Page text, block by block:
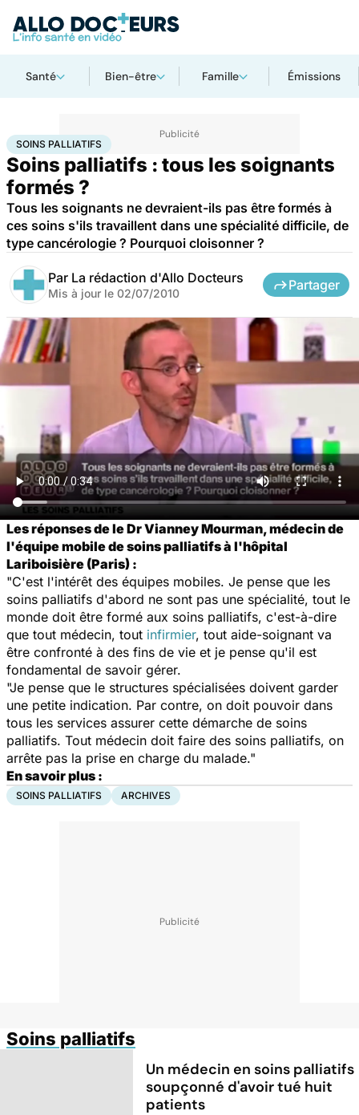
Santé Bien-être Famille Émissions
Accueil Santé Soins palliatifs
SOINS PALLIATIFS
Soins palliatifs : tous les soignants
formés ?
Tous les soignants ne devraient-ils pas être formés à
ces soins s'ils travaillent dans une spécialité difficile, de
type cancérologie ? Pourquoi cloisonner ?
Par La rédaction d'Allo Docteurs
Mis à jour le 02/07/2010
Partager
Les réponses de le Dr Vianney Mourman, médecin de
l'équipe mobile de soins palliatifs à l'hôpital
Lariboisière (Paris) :
"C'est l'intérêt des équipes mobiles. Je pense que les
soins palliatifs d'abord ne sont pas une spécialité, tout le
monde doit être formé aux soins palliatifs, c'est-à-dire
que tout médecin, tout infirmier, tout aide-soignant va
être confronté à des fins de vie et je pense qu'il est
fondamental de savoir gérer.
"Je pense que le structures spécialisées doivent garder
une petite indication. Par contre, on doit pouvoir dans
tous les services assurer cette démarche de soins
palliatifs. Tout médecin doit faire des soins palliatifs, on
arrête pas la prise en charge du malade."
En savoir plus :
SOINS PALLIATIFS ARCHIVES
Soins palliatifs
Un médecin en soins palliatifs
soupçonné d'avoir tué huit
patients